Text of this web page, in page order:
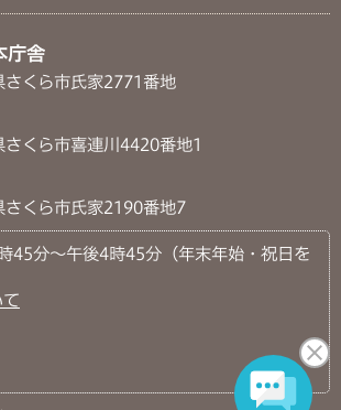
庁舎
くら市氏家2771番地
くら市喜連川4420番地1
くら市氏家2190番地7
45分～午後4時45分（年末年始・祝日を